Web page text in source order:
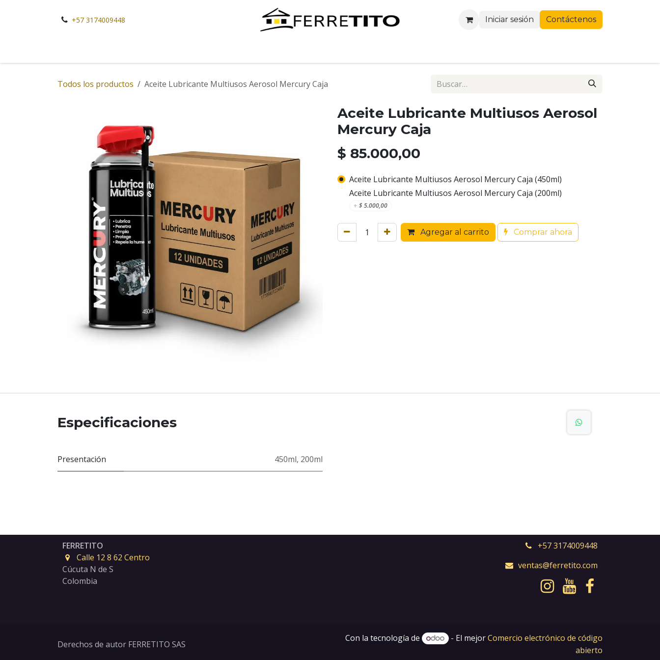
+57 3174009448
Iniciar sesión Contáctenos
Todos los productos Aceite Lubricante Multiusos Aerosol Mercury Caja
Aceite Lubricante Multiusos Aerosol
Mercury Caja
$ 85.000,00
Aceite Lubricante Multiusos Aerosol Mercury Caja (450ml)
Aceite Lubricante Multiusos Aerosol Mercury Caja (200ml)
+ $5.000,00
Agregar al carrito Comprar ahora
Especificaciones
Presentación 450ml, 200ml
FERRETITO
Calle 12 8 62 Centro
Cúcuta N de S
Colombia
+57 3174009448
ventas@ferretito.com
Derechos de autor FERRETITO SAS
Con la tecnología de - El mejorComercio electrónico de código
abierto